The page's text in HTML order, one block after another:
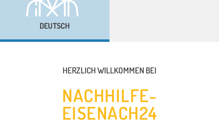
DEUTSCH
HERZLICH WILLKOMMEN BEI
NACHHILFE-
EISENACH24